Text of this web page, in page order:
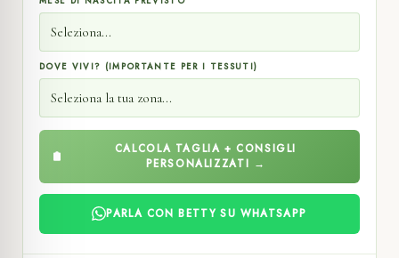
DOVE VIVI? (IMPORTANTE PER I TESSUTI)
CALCOLA TAGLIA + CONSIGLI
PERSONALIZZATI →
PARLA CON BETTY SU WHATSAPP